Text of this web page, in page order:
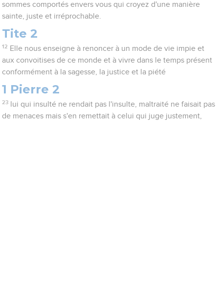
sommes comportés envers vous qui croyez d'une manière
sainte, juste et irréprochable.
Tite 2
12 Elle nous enseigne à renoncer à un mode de vie impie et
aux convoitises de ce monde et à vivre dans le temps présent
conformément à la sagesse, la justice et la piété
1 Pierre 2
23
lui qui insulté ne rendait pas l'insulte, maltraité ne faisait pas
de menaces mais s'en remettait à celui qui juge justement,